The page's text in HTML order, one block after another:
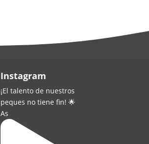
Instagram
¡El talento de nuestros
peques no tiene fin! 🌟
As